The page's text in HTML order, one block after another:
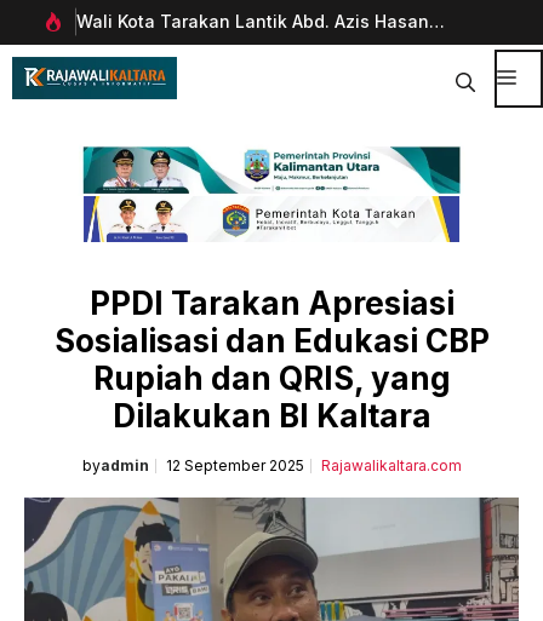
Langsung
ke
Wali Kota Tarakan Lantik Abd. Azis Hasan
sebagai Sekda
PPDI Tarakan Apresiasi
Sosialisasi dan Edukasi CBP
Rupiah dan QRIS, yang
Dilakukan BI Kaltara
byadmin 12 September 2025 Rajawalikaltara.com